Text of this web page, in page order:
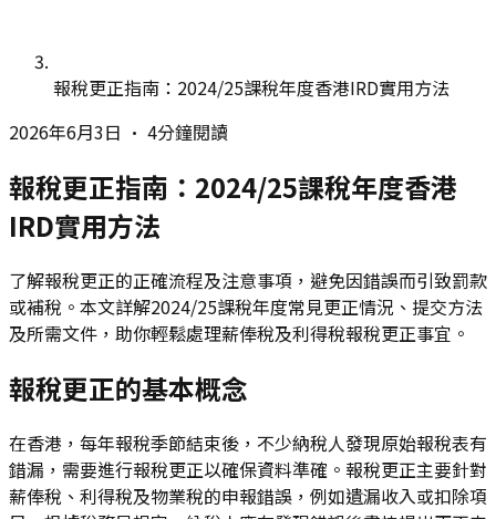
報稅更正指南：2024/25課稅年度香港IRD實用方法
2026年6月3日 • 4分鐘閱讀
報稅更正指南：2024/25課稅年度香港
IRD實用方法
了解報稅更正的正確流程及注意事項，避免因錯誤而引致罰款
或補稅。本文詳解2024/25課稅年度常見更正情況、提交方法
及所需文件，助你輕鬆處理薪俸稅及利得稅報稅更正事宜。
報稅更正的基本概念
在香港，每年報稅季節結束後，不少納稅人發現原始報稅表有
錯漏，需要進行報稅更正以確保資料準確。報稅更正主要針對
薪俸稅、利得稅及物業稅的申報錯誤，例如遺漏收入或扣除項